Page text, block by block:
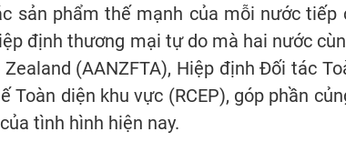
sản phẩm thế mạnh của mỗi nước
định thương mại tự do mà hai nước
(AANZFTA), Hiệp định Đối tác
Toàn diện khu vực (RCEP), góp phần
tình hình hiện nay.